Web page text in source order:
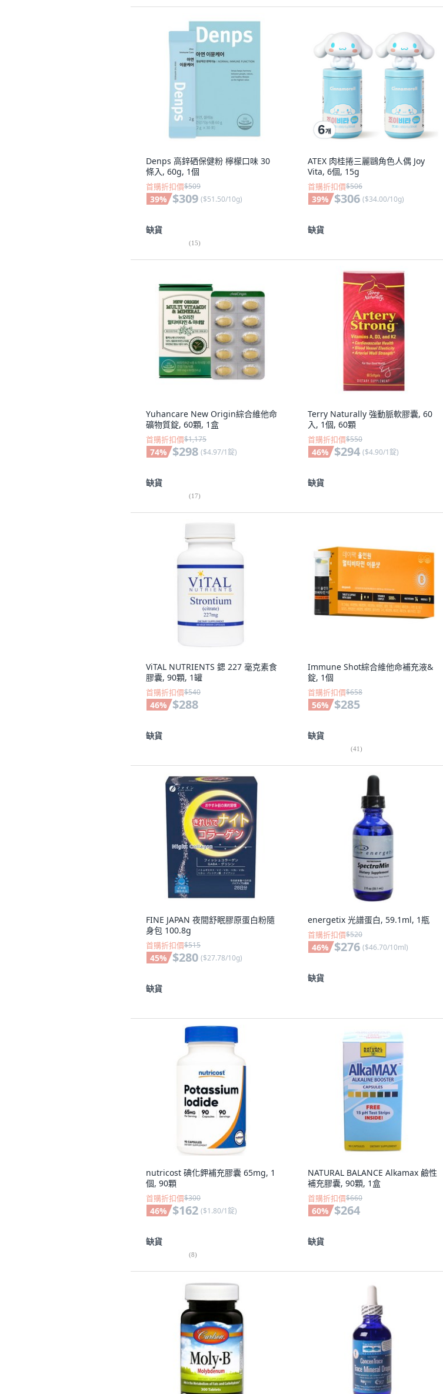
Denps 高鋅硒保健粉 檸檬口味 30
條入, 60g, 1個
首購折扣價$509
39% $309 ($51.50/10g)
缺貨
(15)
ATEX 肉桂捲三麗鷗角色人偶 Joy
Vita, 6個, 15g
首購折扣價$506
39% $306 ($34.00/10g)
缺貨
Yuhancare New Origin綜合維他命
礦物質錠, 60顆, 1盒
首購折扣價$1,175
74% $298 ($4.97/1錠)
缺貨
(17)
Terry Naturally 強動脈軟膠囊, 60
入, 1個, 60顆
首購折扣價$550
46% $294 ($4.90/1錠)
缺貨
ViTAL NUTRIENTS 鍶 227 毫克素食
膠囊, 90顆, 1罐
首購折扣價$540
46% $288
缺貨
Immune Shot綜合維他命補充液&
錠, 1個
首購折扣價$658
56% $285
缺貨
(41)
FINE JAPAN 夜間舒眠膠原蛋白粉隨
身包 100.8g
首購折扣價$515
45% $280 ($27.78/10g)
缺貨
energetix 光譜蛋白, 59.1ml, 1瓶
首購折扣價$520
46% $276 ($46.70/10ml)
缺貨
nutricost 碘化鉀補充膠囊 65mg, 1
個, 90顆
首購折扣價$300
46% $162 ($1.80/1錠)
缺貨
(8)
NATURAL BALANCE Alkamax 鹼性
補充膠囊, 90顆, 1盒
首購折扣價$660
60% $264
缺貨